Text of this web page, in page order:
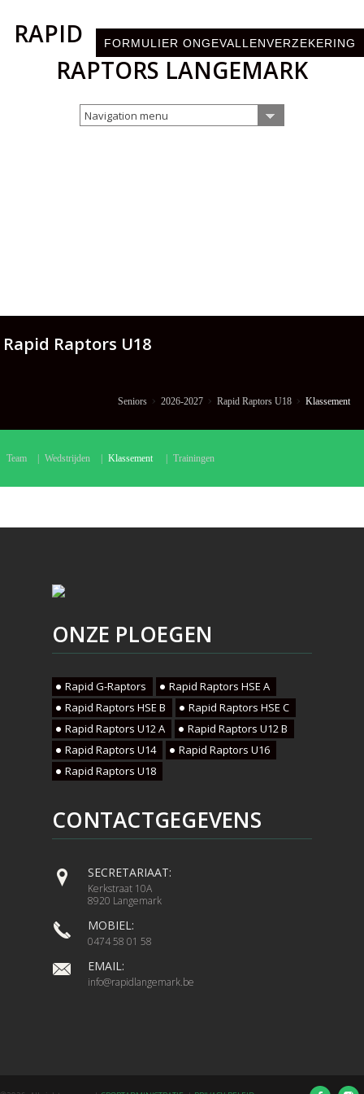
FORMULIER ONGEVALLENVERZEKERING
RAPID
RAPTORS LANGEMARK
Navigation menu
Rapid Raptors U18
Seniors 2026-2027 Rapid Raptors U18 Klassement
Team Wedstrijden Klassement Trainingen
ONZE PLOEGEN
Rapid G-Raptors
Rapid Raptors HSE A
Rapid Raptors HSE B
Rapid Raptors HSE C
Rapid Raptors U12 A
Rapid Raptors U12 B
Rapid Raptors U14
Rapid Raptors U16
Rapid Raptors U18
CONTACTGEGEVENS
SECRETARIAAT:
Kerkstraat 10A
8920 Langemark
MOBIEL:
0474 58 01 58
EMAIL:
info@rapidlangemark.be